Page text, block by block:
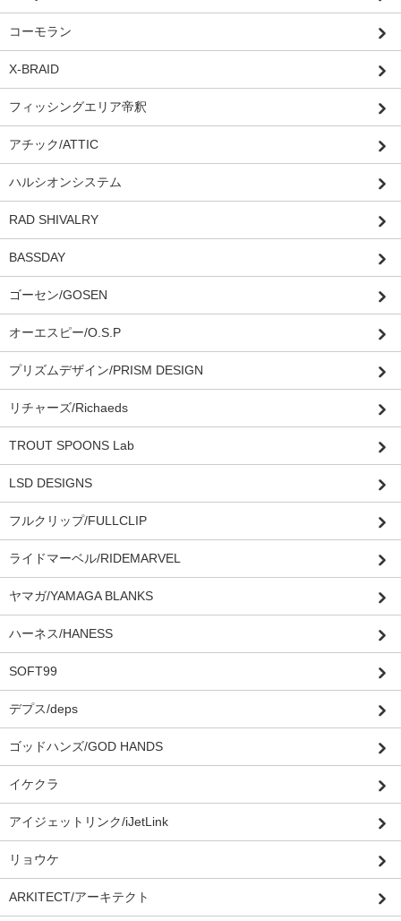
コーモラン
X-BRAID
フィッシングエリア帝釈
アチック/ATTIC
ハルシオンシステム
RAD SHIVALRY
BASSDAY
ゴーセン/GOSEN
オーエスピー/O.S.P
プリズムデザイン/PRISM DESIGN
リチャーズ/Richaeds
TROUT SPOONS Lab
LSD DESIGNS
フルクリップ/FULLCLIP
ライドマーベル/RIDEMARVEL
ヤマガ/YAMAGA BLANKS
ハーネス/HANESS
SOFT99
デプス/deps
ゴッドハンズ/GOD HANDS
イケクラ
アイジェットリンク/iJetLink
リョウケ
ARKITECT/アーキテクト